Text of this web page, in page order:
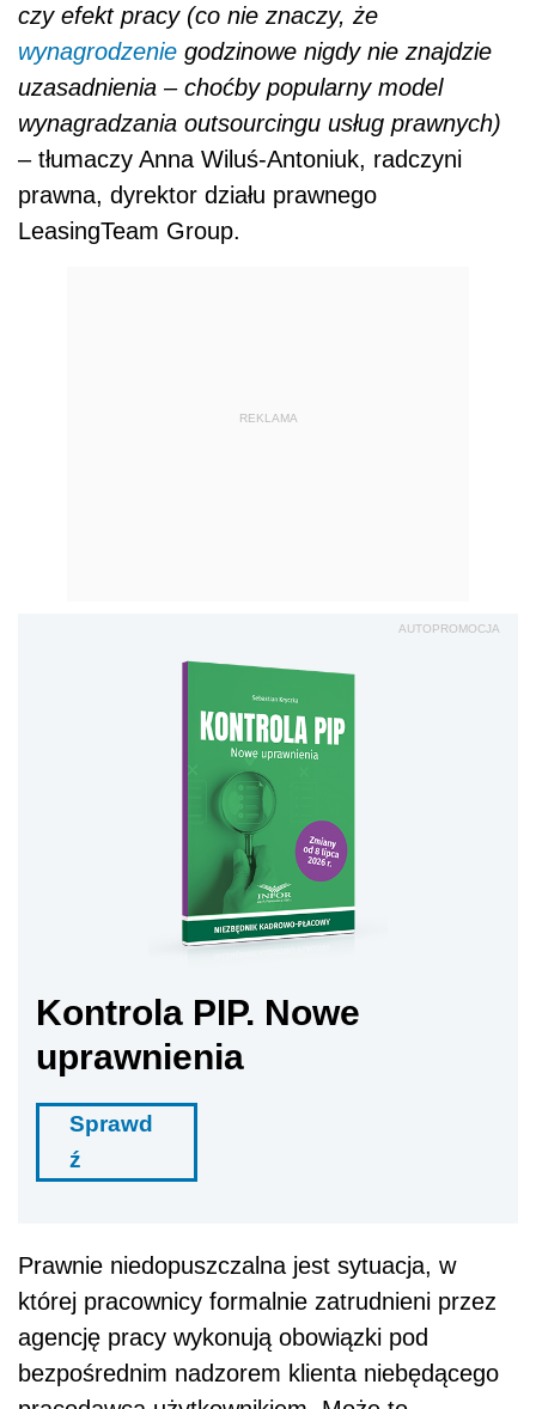
czy efekt pracy (co nie znaczy, że
wynagrodzenie godzinowe nigdy nie znajdzie
uzasadnienia – choćby popularny model
wynagradzania outsourcingu usług prawnych)
– tłumaczy Anna Wiluś-Antoniuk, radczyni
prawna, dyrektor działu prawnego
LeasingTeam Group.
REKLAMA
AUTOPROMOCJA
Kontrola PIP. Nowe
uprawnienia
Sprawd
ź
Prawnie niedopuszczalna jest sytuacja, w
której pracownicy formalnie zatrudnieni przez
agencję pracy wykonują obowiązki pod
bezpośrednim nadzorem klienta niebędącego